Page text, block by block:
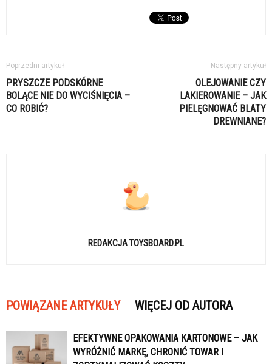
Poprzedni artykuł
PRYSZCZE PODSKÓRNE
BOLĄCE NIE DO WYCIŚNIĘCIA –
CO ROBIĆ?
Następny artykuł
OLEJOWANIE CZY
LAKIEROWANIE – JAK
PIELĘGNOWAĆ BLATY
DREWNIANE?
REDAKCJA TOYSBOARD.PL
POWIĄZANE ARTYKUŁY WIĘCEJ OD AUTORA
EFEKTYWNE OPAKOWANIA KARTONOWE – JAK
WYRÓŻNIĆ MARKĘ, CHRONIĆ TOWAR I